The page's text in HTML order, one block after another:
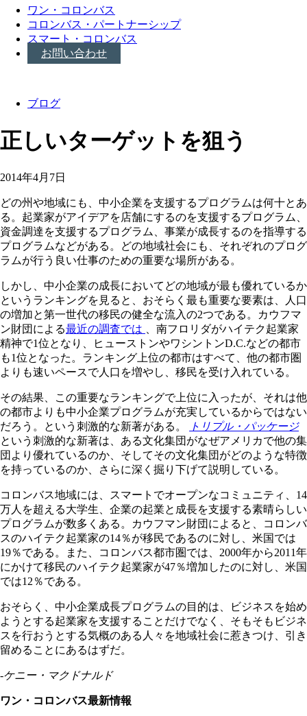
ワン・コロンバス
コロンバス・パートナーシップ
スマート・コロンバス
お問い合わせ
ブログ
正しいターゲットを狙う
2014年4月7日
どの州や地域にも、中小企業を支援するプログラムは何十とあ
る。起業家がアイデアを店舗にするのを支援するプログラム、
資金調達を支援するプログラム、事業が成長するのを指導する
プログラムなどがある。どの地域社会にも、それぞれのプログ
ラムが行う良い仕事のための重要な場所がある。
しかし、中小企業の成長においてどの地域が最も優れているか
というランキングを見ると、おそらく最も重要な要素は、人口
の増加と第一世代の移民の健全な流入の2つである。カウフマ
ン財団による最近の調査では
、南フロリダがハイテク起業家
精神で1位となり、ヒューストンやワシントンD.C.などの都市
も1位となった。ランキング上位の都市はすべて、他の都市圏
よりも速いペースで人口を増やし、移民を受け入れている。
その結果、この重要なランキングで上位に入ったが、それは他
の都市よりも中小企業プログラムが充実しているからではない
だろう。という刺激的な新著がある。
トリプル・パッケージ
という刺激的な新著は、ある文化集団がなぜアメリカで他の集
団より優れているのか、そしてその文化集団がどのような特徴
を持っているのか、さらに深く掘り下げて説明している。
コロンバス地域には、スマートでオープンなコミュニティ、14
万人を超える大学生、企業の起業と成長を支援する素晴らしい
プログラムが数多くある。カウフマン財団によると、コロンバ
スのハイテク起業家の14％が移民であるのに対し、米国では
19％である。また、コロンバス都市圏では、2000年から2011年
にかけて移民のハイテク起業家が47％増加したのに対し、米国
では12％である。
おそらく、中小企業成長プログラムの目的は、ビジネスを始め
ようとする起業家を支援することだけでなく、そもそもビジネ
スを行おうとする気概のある人々を地域社会に惹きつけ、引き
留めることにあるはずだ。
-ケニー・マクドナルド
ワン・コロンバス最新情報